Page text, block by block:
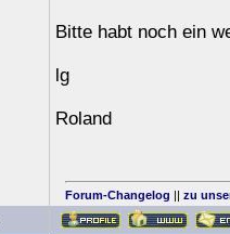
Bitte habt noch ein
lg
Roland
Forum-Changelog || zu